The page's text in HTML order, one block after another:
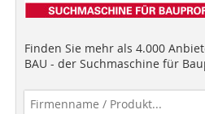
Finden Sie mehr als 4.000
BAU - der Suchmaschine für